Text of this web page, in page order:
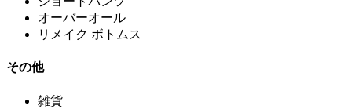
オーバーオール
リメイク ボトムス
その他
雑貨